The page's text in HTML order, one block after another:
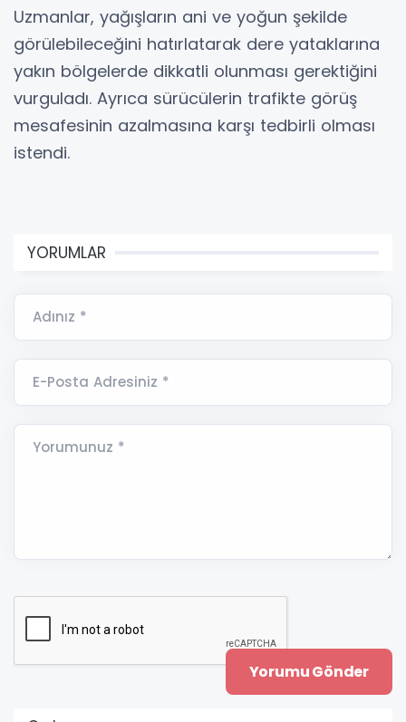
Uzmanlar, yağışların ani ve yoğun şekilde
görülebileceğini hatırlatarak dere yataklarına
yakın bölgelerde dikkatli olunması gerektiğini
vurguladı. Ayrıca sürücülerin trafikte görüş
mesafesinin azalmasına karşı tedbirli olması
istendi.
YORUMLAR
Adınız *
E-Posta Adresiniz *
Yorumunuz *